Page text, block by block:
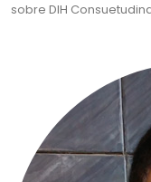
sobre DIH